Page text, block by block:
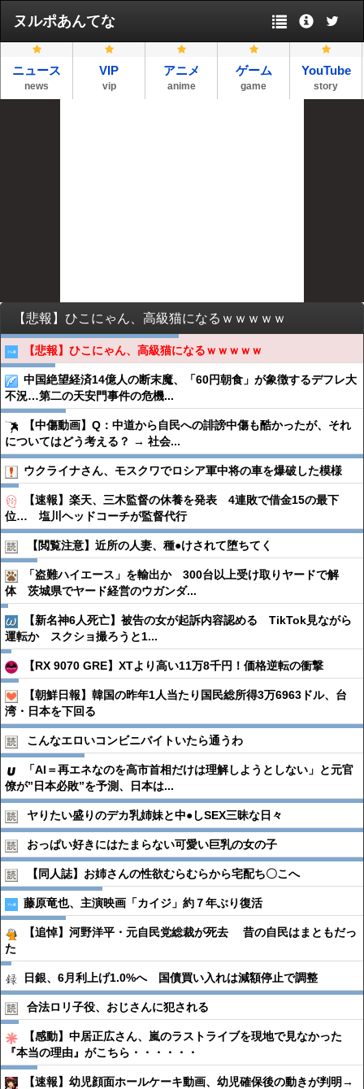
ヌルポあんてな
ニュース
news
VIP
vip
アニメ
anime
ゲーム
game
YouTube
story
【悲報】ひこにゃん、高級猫になるｗｗｗｗｗ
【悲報】ひこにゃん、高級猫になるｗｗｗｗｗ
中国絶望経済14億人の断末魔、「60円朝食」が象徴するデフレ大
不況…第二の天安門事件の危機...
【中傷動画】Q：中道から自民への誹謗中傷も酷かったが、それ
についてはどう考える？ → 社会...
ウクライナさん、モスクワでロシア軍中将の車を爆破した模様
【速報】楽天、三木監督の休養を発表 4連敗で借金15の最下
位… 塩川ヘッドコーチが監督代行
【閲覧注意】近所の人妻、種●︎けされて堕ちてく
「盗難ハイエース」を輸出か 300台以上受け取りヤードで解
体 茨城県でヤード経営のウガンダ...
【新名神6人死亡】被告の女が起訴内容認める TikTok見ながら
運転か スクショ撮ろうと1...
【RX 9070 GRE】XTより高い11万8千円！価格逆転の衝撃
【朝鮮日報】韓国の昨年1人当たり国民総所得3万6963ドル、台
湾・日本を下回る
こんなエロいコンビニバイトいたら通うわ
「AI＝再エネなのを高市首相だけは理解しようとしない」と元官
僚が”日本必敗”を予測、日本は...
ヤりたい盛りのデカ乳姉妹と中●︎しSEX三昧な日々
おっぱい好きにはたまらない可愛い巨乳の女の子
【同人誌】お姉さんの性欲むらむらから宅配ち〇こへ
藤原竜也、主演映画「カイジ」約７年ぶり復活
【追悼】河野洋平・元自民党総裁が死去 昔の自民はまともだっ
た
日銀、6月利上げ1.0%へ 国債買い入れは減額停止で調整
合法ロリ子役、おじさんに犯される
【感動】中居正広さん、嵐のラストライブを現地で見なかった
『本当の理由』がこちら・・・・・・
【速報】幼児顔面ホールケーキ動画、幼児確保後の動きが判明→